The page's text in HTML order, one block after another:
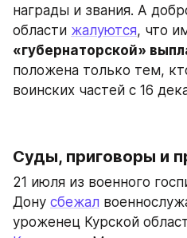
награды и звания. А
области жалуются, что
«губернаторской»
положена только тем,
воинских частей с 16
Суды, приговоры и
21 июля из военного
Дону сбежал